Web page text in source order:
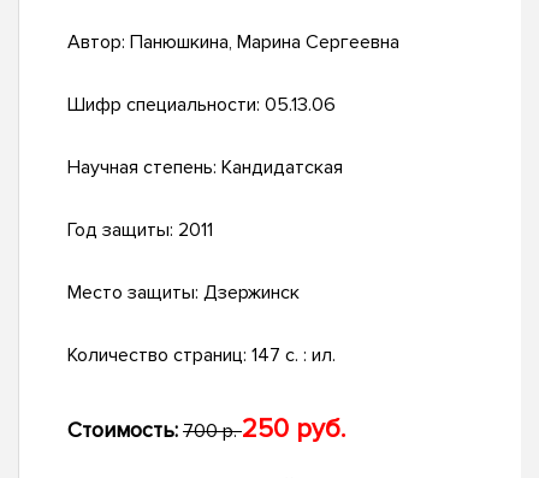
Автор: Панюшкина, Марина Сергеевна
Шифр специальности: 05.13.06
Научная степень: Кандидатская
Год защиты: 2011
Место защиты: Дзержинск
Количество страниц: 147 с. : ил.
Стоимость: 700 р.250 руб.